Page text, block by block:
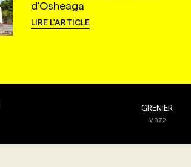
d'Osheaga
LIRE L'ARTICLE
GRENIER
V8.7.2